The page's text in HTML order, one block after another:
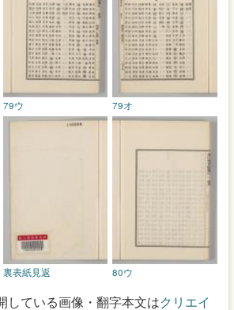
79オ
79ウ
80ウ
裏表紙見返
している画像・翻字本文はクリエイ